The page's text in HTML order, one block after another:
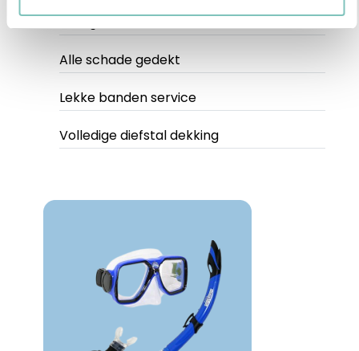
0$ eigen risico
Alle schade gedekt
Lekke banden service
Volledige diefstal dekking